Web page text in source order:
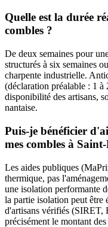
Quelle est la durée
combles ?
De deux semaines pour
structurés à six semaines
charpente industrielle.
(déclaration préalable : 1
disponibilité des artisans,
nantaise.
Puis-je bénéficier
mes combles à
Les aides publiques
thermique, pas
une isolation performante
la partie isolation peut être
d'artisans vérifiés (SIRET,
précisément le montant